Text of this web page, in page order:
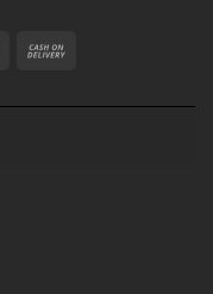
MasterCard
Delivery